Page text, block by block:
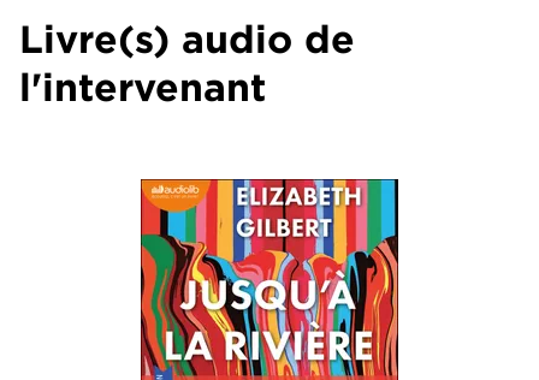
Livre(s) audio de
l'intervenant